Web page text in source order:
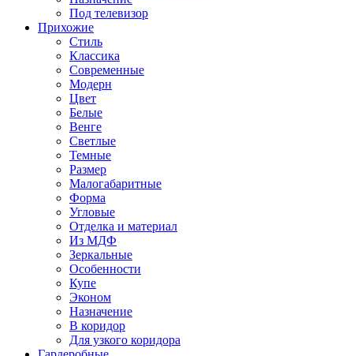
Под телевизор
Прихожие
Стиль
Классика
Современные
Модерн
Цвет
Белые
Венге
Светлые
Темные
Размер
Малогабаритные
Форма
Угловые
Отделка и материал
Из МДФ
Зеркальные
Особенности
Купе
Эконом
Назначение
В коридор
Для узкого коридора